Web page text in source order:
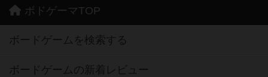
ボドゲーマTOP
ボードゲームを検索する
ボードゲームの新着レビュー